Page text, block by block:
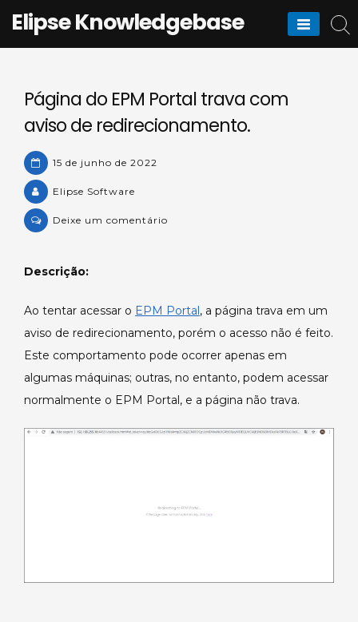
Elipse Knowledgebase
Página do EPM Portal trava com
aviso de redirecionamento.
15 de junho de 2022
Elipse Software
Deixe um comentário
trava
com
aviso
Descrição:
Ao tentar acessar o EPM Portal, a página trava em um
aviso de redirecionamento, porém o acesso não é feito.
Este comportamento pode ocorrer apenas em
algumas máquinas; outras, no entanto, podem acessar
normalmente o EPM Portal, e a página não trava.